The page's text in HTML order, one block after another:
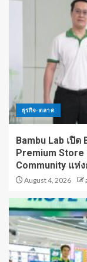
ธุรกิจ-ตลาด
Bambu Lab เปิ
Premium
Community แห่
August 4, 2026